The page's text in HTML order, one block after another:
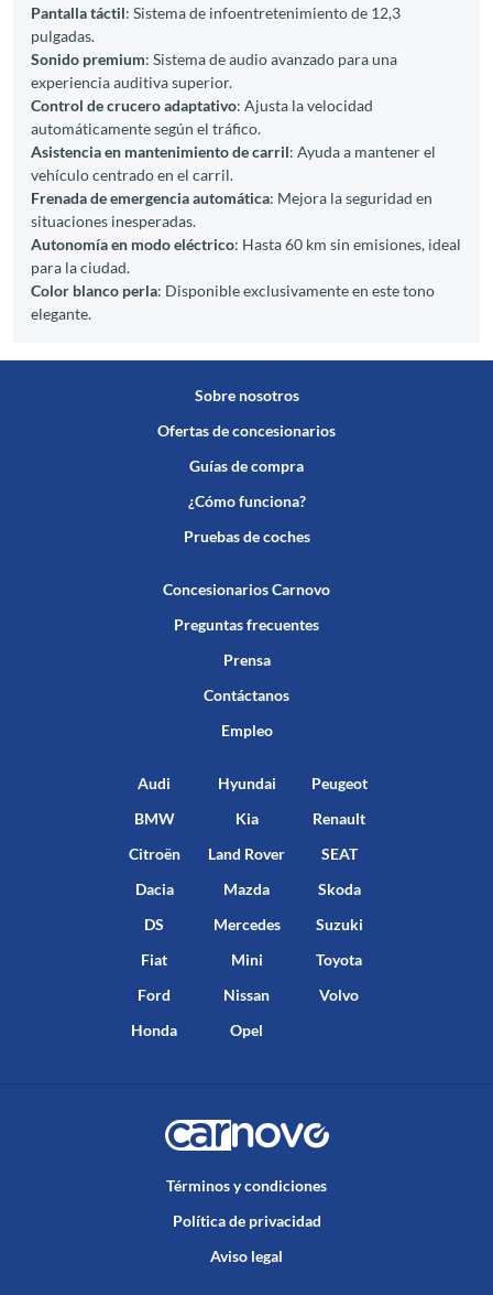
Pantalla táctil: Sistema de infoentretenimiento de 12,3
pulgadas.
Sonido premium: Sistema de audio avanzado para una
experiencia auditiva superior.
Control de crucero adaptativo: Ajusta la velocidad
automáticamente según el tráfico.
Asistencia en mantenimiento de carril: Ayuda a mantener el
vehículo centrado en el carril.
Frenada de emergencia automática: Mejora la seguridad en
situaciones inesperadas.
Autonomía en modo eléctrico: Hasta 60 km sin emisiones, ideal
para la ciudad.
Color blanco perla: Disponible exclusivamente en este tono
elegante.
Sobre nosotros
Ofertas de concesionarios
Guías de compra
¿Cómo funciona?
Pruebas de coches
Concesionarios Carnovo
Preguntas frecuentes
Prensa
Contáctanos
Empleo
Audi
BMW
Citroën
Dacia
DS
Fiat
Ford
Honda
Hyundai
Kia
Land Rover
Mazda
Mercedes
Mini
Nissan
Opel
Peugeot
Renault
SEAT
Skoda
Suzuki
Toyota
Volvo
Términos y condiciones
Política de privacidad
Aviso legal